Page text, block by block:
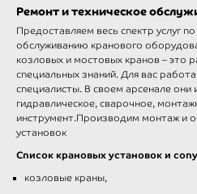
Ремонт и техническое
Предоставляем весь спектр услуг
обслуживанию кранового
козловых и мостовых кранов – это
специальных знаний. Для вас
специалисты. В своем арсенале
гидравлическое, сварочное,
инструмент.Производим монтаж и
установок
Список крановых установок и
козловые краны,